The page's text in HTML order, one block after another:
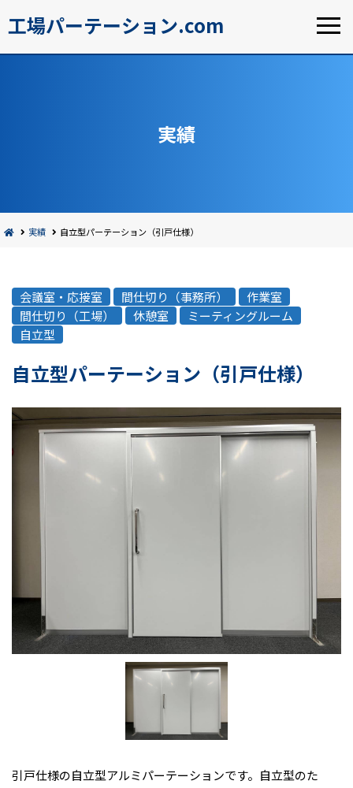
工場パーテーション.com
実績
実績 自立型パーテーション（引戸仕様）
会議室・応接室 間仕切り（事務所）
作業室
間仕切り（工場）
休憩室
ミーティングルーム
自立型
自立型パーテーション（引戸仕様）
引戸仕様の自立型アルミパーテーションです。自立型のた